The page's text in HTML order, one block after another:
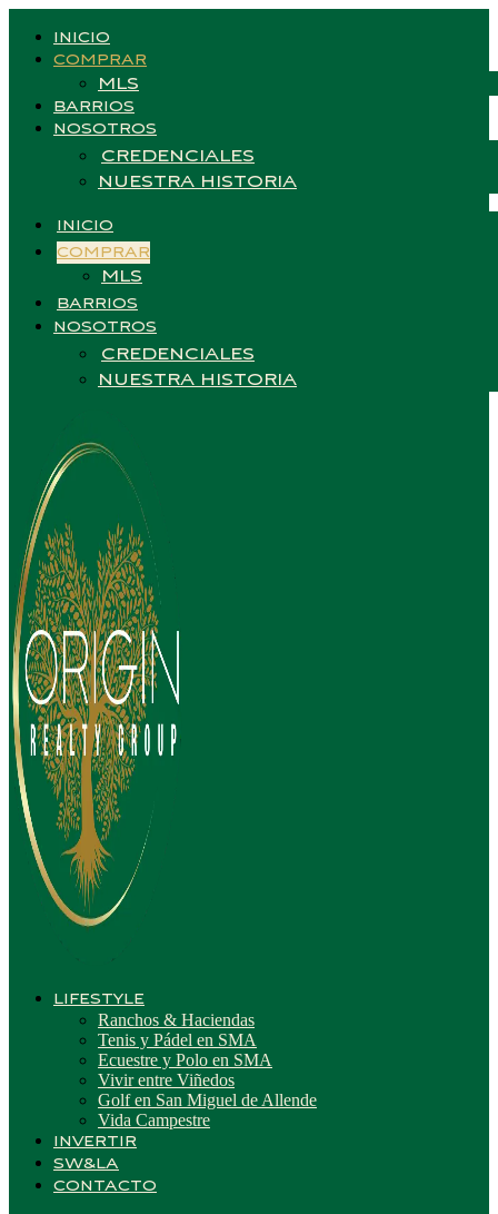
INICIO
COMPRAR
MLS
BARRIOS
NOSOTROS
CREDENCIALES
NUESTRA HISTORIA
INICIO
COMPRAR
MLS
BARRIOS
NOSOTROS
CREDENCIALES
NUESTRA HISTORIA
LIFESTYLE
Ranchos & Haciendas
Tenis y Pádel en SMA
Ecuestre y Polo en SMA
Vivir entre Viñedos
Golf en San Miguel de Allende
Vida Campestre
INVERTIR
SW&LA
CONTACTO